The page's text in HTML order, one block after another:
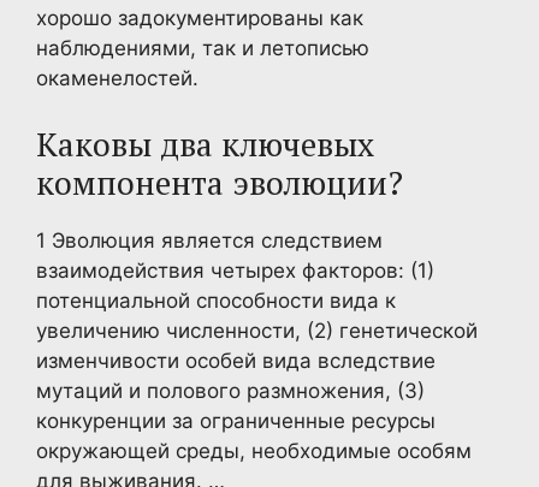
хорошо задокументированы как
наблюдениями, так и летописью
окаменелостей.
Каковы два ключевых
компонента эволюции?
1 Эволюция является следствием
взаимодействия четырех факторов: (1)
потенциальной способности вида к
увеличению численности, (2) генетической
изменчивости особей вида вследствие
мутаций и полового размножения, (3)
конкуренции за ограниченные ресурсы
окружающей среды, необходимые особям
для выживания. …